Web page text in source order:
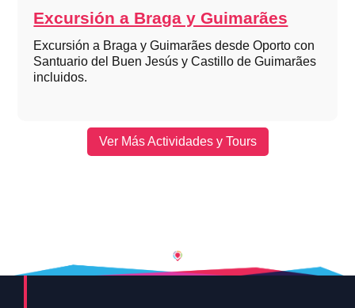
Excursión a Braga y Guimarães
Excursión a Braga y Guimarães desde Oporto con
Santuario del Buen Jesús y Castillo de Guimarães
incluidos.
Ver Más Actividades y Tours